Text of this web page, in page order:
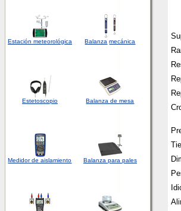
Estación meteorológica Balanza mecánica
Estetoscopio Balanza de mesa
Medidor de aislamiento Balanza para pales